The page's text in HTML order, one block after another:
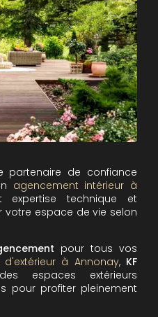
partenaire de confiance
agencement intérieur à
technique et
votre espace de vie selon
pour tous vos
à Annonay, KF
espaces extérieurs
pour profiter pleinement